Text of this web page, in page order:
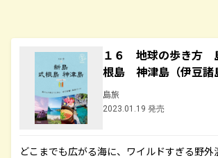
１６ 地球の歩き
根島 神津島（伊豆
島旅
2023.01.19 発売
どこまでも広がる海に、ワイルドすぎる野外